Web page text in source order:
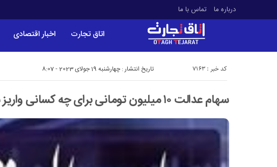
درباره ما تماس با ما
اتاق تجارت اخبار اقتصادی
تاریخ انتشار : چهارشنبه 19 جولای 2023 - 8:07 کد خبر : 7163
سهام عدالت ۱۰ میلیون تومانی برای چه کسانی واریز شد؟